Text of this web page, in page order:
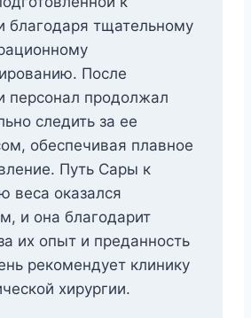
благодаря тщательному
После
персонал продолжал
следить за ее
обеспечивая плавное
Путь Сары к
веса оказался
и она благодарит
их опыт и преданность
рекомендует клинику
хирургии.